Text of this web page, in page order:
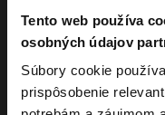
Tento web používa
osobných údajov
Súbory cookie
prispôsobenie